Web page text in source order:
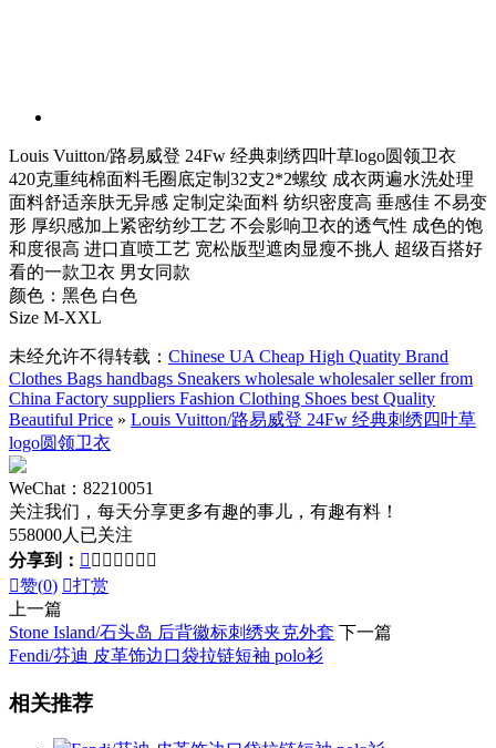
Louis Vuitton/路易威登 24Fw 经典刺绣四叶草logo圆领卫衣
420克重纯棉面料毛圈底定制32支2*2螺纹 成衣两遍水洗处理
面料舒适亲肤无异感 定制定染面料 纺织密度高 垂感佳 不易变
形 厚织感加上紧密纺纱工艺 不会影响卫衣的透气性 成色的饱
和度很高 进口直喷工艺 宽松版型遮肉显瘦不挑人 超级百搭好
看的一款卫衣 男女同款
颜色：黑色 白色
Size M-XXL
未经允许不得转载： Chinese UA Cheap High Quatity Brand
Clothes Bags handbags Sneakers wholesale wholesaler seller from
China Factory suppliers Fashion Clothing Shoes best Quality
Beautiful Price » Louis Vuitton/路易威登 24Fw 经典刺绣四叶草
logo圆领卫衣
WeChat：82210051
关注我们，每天分享更多有趣的事儿，有趣有料！
558000人已关注
分享到：       
赞(0) 打赏
上一篇
Stone Island/石头岛 后背徽标刺绣夹克外套 下一篇
Fendi/芬迪 皮革饰边口袋拉链短袖 polo衫
相关推荐